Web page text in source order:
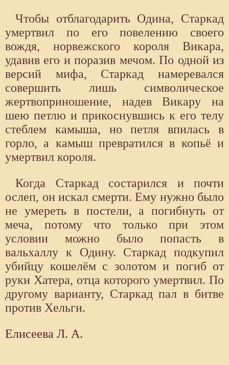
Чтобы отблагодарить Одина, Старкад
умертвил по его повелению своего
вождя, норвежского короля Викара,
удавив его и поразив мечом. По одной из
версий мифа, Старкад намеревался
совершить лишь символическое
жертвоприношение, надев Викару на
шею петлю и прикоснувшись к его телу
стеблем камыша, но петля впилась в
горло, а камыш превратился в копьё и
умертвил короля.
Когда Старкад состарился и почти
ослеп, он искал смерти. Ему нужно было
не умереть в постели, а погибнуть от
меча, потому что только при этом
условии можно было попасть в
вальхаллу к Одину. Старкад подкупил
убийцу кошелём с золотом и погиб от
руки Хатера, отца которого умертвил. По
другому варианту, Старкад пал в битве
против Хельги.
Елисеева Л. А.